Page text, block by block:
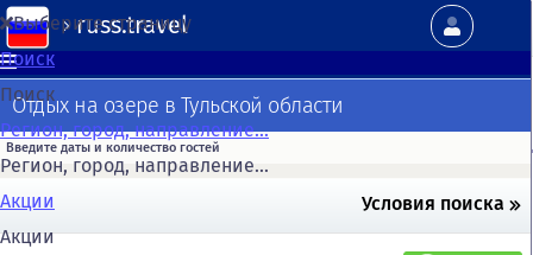
russ.travel
Выберите страницу
Поиск
Поиск
Регион, город, направление...
Регион, город, направление...
Акции
Акции
Отдых на озере в Тульской области
Условия поиска